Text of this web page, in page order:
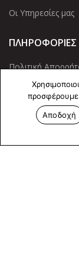
Οι Υπηρεσίες μας
ΠΛΗΡΟΦΟΡΙΕΣ
Πολιτική
Cookies
Επικοινωνία
προσφέρουμε
Αποδοχή